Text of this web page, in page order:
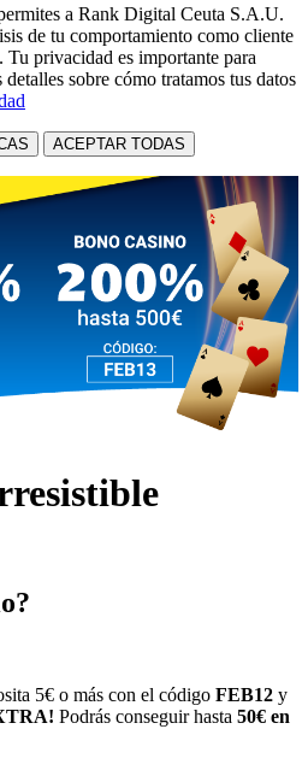
a Rank Digital Ceuta S.A.U.
de tu comportamiento como cliente
Tu privacidad es importante para
sobre cómo tratamos tus datos
ACEPTAR TODAS
5€ o más con el código FEB12 y
Podrás conseguir hasta 50€ en